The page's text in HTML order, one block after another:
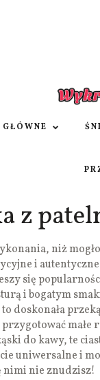
z
niż
i
się
i bogatym
doskonała
małe
do kawy, te
uniwersalne i
nimi nie znudzisz!